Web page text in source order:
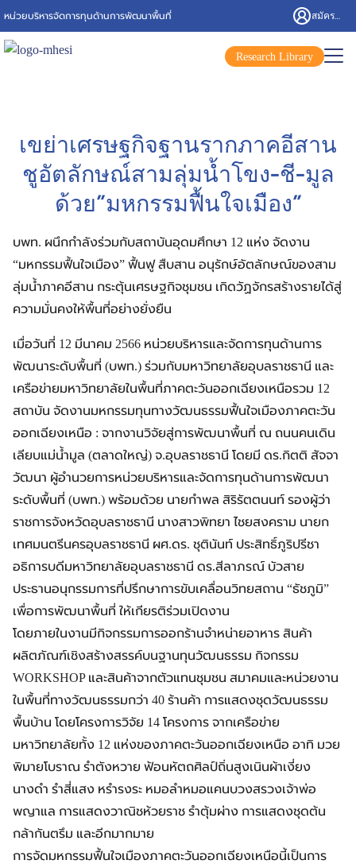
หน่วยบริหารจัดการทุนด้านการพัฒนาพื้นที่ สมัครสมาชิก/เข้าสู่ระบบ
Research Library
เขย่าเศรษฐกิจฐานรากภาคอีสาน
ชูอัตลักษณ์สามลุ่มน้ำโขง-ชี-มูล
ด้วย”มหกรรมฟื้นใจเมือง”
บพท. ผนึกกำลังร่วมกับสถาบันอุดมศึกษา 12 แห่ง จัดงาน
“มหกรรมฟื้นใจเมือง” ฟื้นฟู สืบสาน อนุรักษ์อัตลักษณ์ของสาม
ลุ่มน้ำภาคอีสาน กระตุ้นเศรษฐกิจชุมชน เกิดวัฏจักรสร้างรายได้สู่
ความมั่นคงให้พื้นที่อย่างยั่งยืน
เมื่อวันที่ 12 มีนาคม 2566 หน่วยบริหารและจัดการทุนด้านการ
พัฒนาระดับพื้นที่ (บพท.) ร่วมกับมหาวิทยาลัยอุบลราชธานี และ
เครือข่ายมหาวิทยาลัยในพื้นที่ภาคตะวันออกเฉียงเหนือรวม 12
สถาบัน จัดงานมหกรรมทุนทางวัฒนธรรมฟื้นใจเมืองภาคตะวัน
ออกเฉียงเหนือ : จากงานวิจัยสู่การพัฒนาพื้นที่ ณ ถนนคนเดิน
เลียบแม่น้ำมูล (ตลาดใหญ่) จ.อุบลราชธานี โดยมี ดร.กิตติ สัจจา
วัฒนา ผู้อำนวยการหน่วยบริหารและจัดการทุนด้านการพัฒนา
ระดับพื้นที่ (บพท.) พร้อมด้วย นายกำพล สิริรัตตนนท์ รองผู้ว่า
ราชการจังหวัดอุบลราชธานี นางสาวพิทยา ไชยสงคราม นายก
เทศมนตรีนครอุบลราชธานี ผศ.ดร. ชุตินันท์ ประสิทธิ์ภูริปรีชา
อธิการบดีมหาวิทยาลัยอุบลราชธานี ดร.สีลาภรณ์ บัวสาย
ประธานอนุกรรมการที่ปรึกษาการขับเคลื่อนวิทยสถาน “ธัชภูมิ”
เพื่อการพัฒนาพื้นที่ ให้เกียรติร่วมเปิดงาน
โดยภายในงานมีกิจกรรมการออกร้านจำหน่ายอาหาร สินค้า
ผลิตภัณฑ์เชิงสร้างสรรค์บนฐานทุนวัฒนธรรม กิจกรรม
WORKSHOP และสินค้าจากตัวแทนชุมชน สมาคมและหน่วยงาน
ในพื้นที่ทางวัฒนธรรมกว่า 40 ร้านค้า การแสดงชุดวัฒนธรรม
พื้นบ้าน โดยโครงการวิจัย 14 โครงการ จากเครือข่าย
มหาวิทยาลัยทั้ง 12 แห่งของภาคตะวันออกเฉียงเหนือ อาทิ มวย
พิมายโบราณ รำตังหวาย ฟ้อนหัตถศิลป์ถิ่นสูงเนินผ้าเงี่ยง
นางดำ รำสี่แสง หรำรงระ หมอลำหมอแคนบวงสรวงเจ้าพ่อ
พญาแล การแสดงวาณิชห้วยราช รำตุ้มผ่าง การแสดงชุดต้น
กล้ากันตรึม และอีกมากมาย
การจัดมหกรรมฟื้นใจเมืองภาคตะวันออกเฉียงเหนือนี้เป็นการ